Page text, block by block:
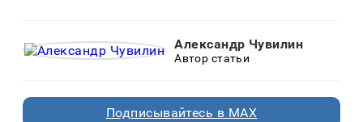
Александр Чувилин
Автор статьи
Подписывайтесь в MAX